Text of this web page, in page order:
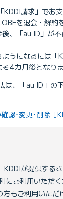
KDDI請求」でお
を退会・解約
、「au ID」が
うになるには「
4カ月後となりま
は、「au ID」の
認･変更･削除［
KDDIが提供する
にご利用いただく
もご利用いただ